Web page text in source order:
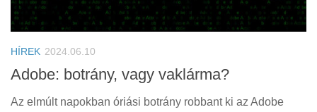
Tanácsok
Érdekességek
Helyszíni Riport
E-BB
HÍREK 2024.06.10
Adobe: botrány, vagy vaklárma?
Az elmúlt napokban óriási botrány robbant ki az Adobe